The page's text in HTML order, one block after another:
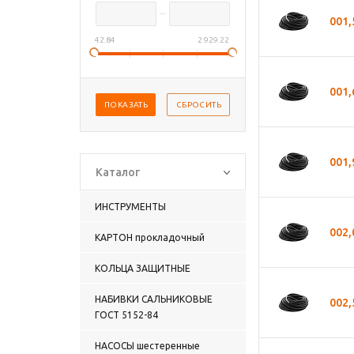
42.84 2 929.22
Каталог
ИНСТРУМЕНТЫ
КАРТОН прокладочный
КОЛЬЦА ЗАЩИТНЫЕ
НАБИВКИ САЛЬНИКОВЫЕ
ГОСТ 5152-84
НАСОСЫ шестеренные